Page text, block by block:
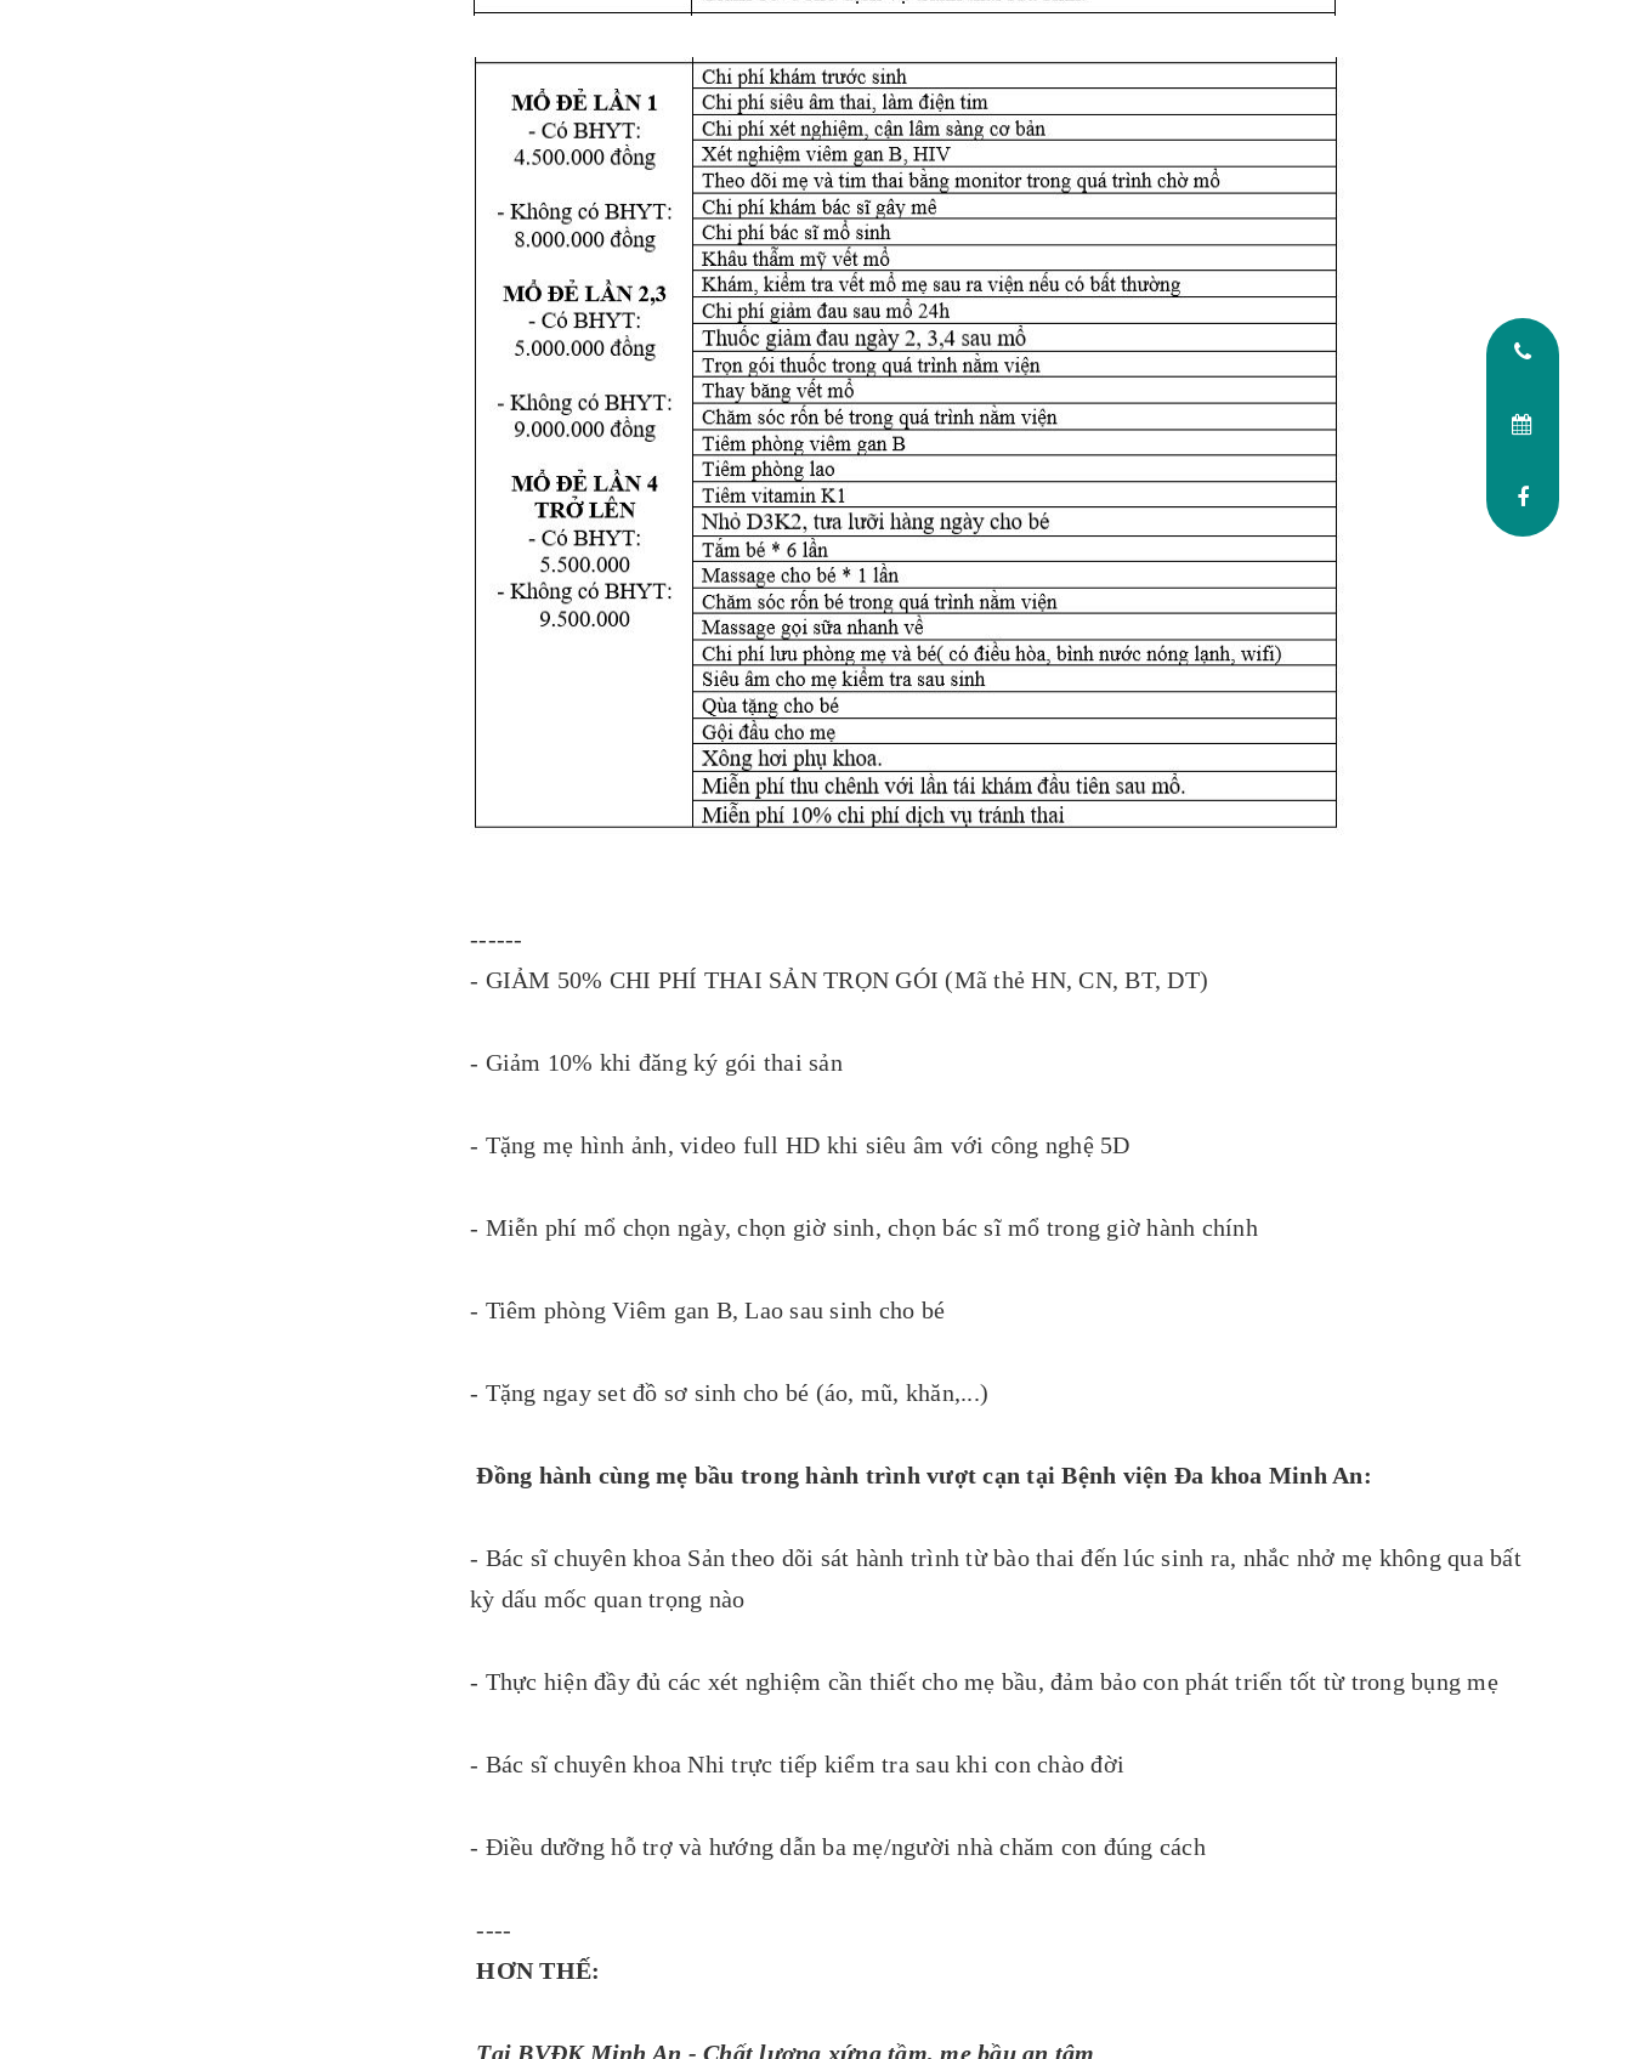
------
- GIẢM 50% CHI PHÍ THAI SẢN TRỌN GÓI (Mã thẻ HN, CN, BT, DT)
- Giảm 10% khi đăng ký gói thai sản
- Tặng mẹ hình ảnh, video full HD khi siêu âm với công nghệ 5D
- Miễn phí mổ chọn ngày, chọn giờ sinh, chọn bác sĩ mổ trong giờ hành chính
- Tiêm phòng Viêm gan B, Lao sau sinh cho bé
- Tặng ngay set đồ sơ sinh cho bé (áo, mũ, khăn,...)
Đồng hành cùng mẹ bầu trong hành trình vượt cạn tại Bệnh viện Đa khoa Minh An:
- Bác sĩ chuyên khoa Sản theo dõi sát hành trình từ bào thai đến lúc sinh ra, nhắc nhở mẹ không qua bất
kỳ dấu mốc quan trọng nào
- Thực hiện đầy đủ các xét nghiệm cần thiết cho mẹ bầu, đảm bảo con phát triển tốt từ trong bụng mẹ
- Bác sĩ chuyên khoa Nhi trực tiếp kiểm tra sau khi con chào đời
- Điều dưỡng hỗ trợ và hướng dẫn ba mẹ/người nhà chăm con đúng cách
----
HƠN THẾ:
Tại BVĐK Minh An - Chất lượng xứng tầm, mẹ bầu an tâm